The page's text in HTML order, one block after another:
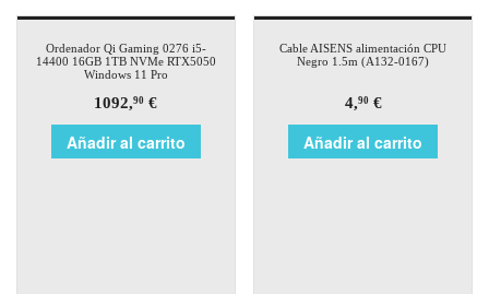
Ordenador Qi Gaming 0276 i5-
14400 16GB 1TB NVMe RTX5050
Windows 11 Pro
1092,90 €
Añadir al carrito
Cable AISENS alimentación CPU
Negro 1.5m (A132-0167)
4,90€
Añadir al carrito